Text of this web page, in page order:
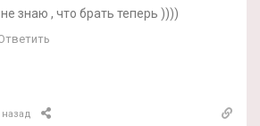
знаю , что брать теперь ))))
назад